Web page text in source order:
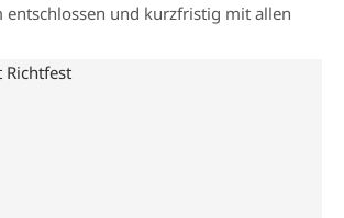
entschlossen und kurzfristig mit allen